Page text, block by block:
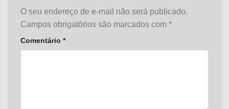
O seu endereço de e-mail não será publicado.
Campos obrigatórios são marcados com *
Comentário *